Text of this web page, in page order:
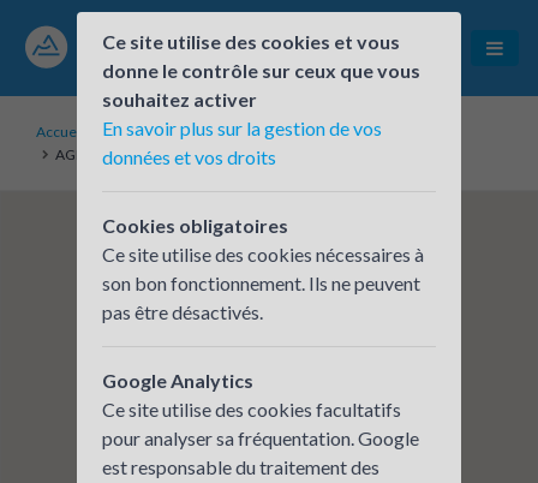
Accueil
Établissements inscrits
AGENCE DEPARTEMENTALE D'INGENIERIE DE L'AIN
Ce site utilise des cookies et vous
donne le contrôle sur ceux que vous
souhaitez activer
En savoir plus sur la gestion de vos
données et vos droits
Cookies obligatoires
Ce site utilise des cookies nécessaires à
son bon fonctionnement. Ils ne peuvent
pas être désactivés.
Google Analytics
Ce site utilise des cookies facultatifs
pour analyser sa fréquentation. Google
est responsable du traitement des